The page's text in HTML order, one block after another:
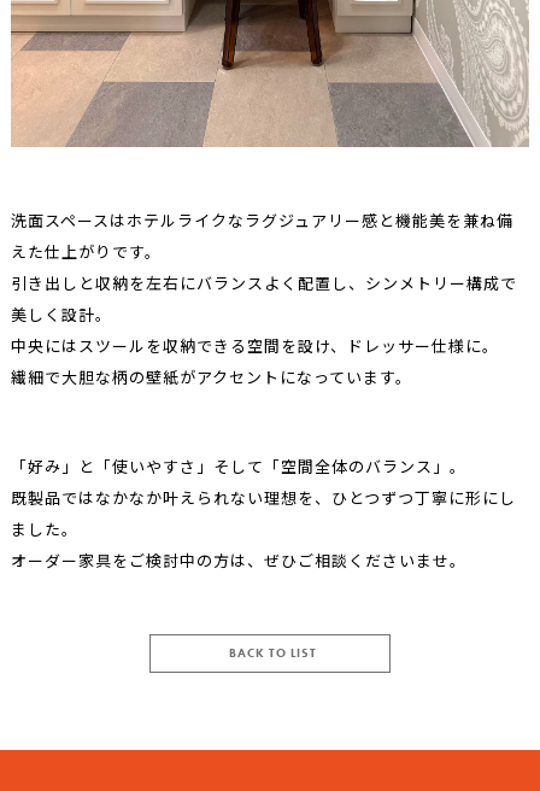
洗面スペースはホテルライクなラグジュアリー感と機能美を兼ね備
えた仕上がりです。
引き出しと収納を左右にバランスよく配置し、シンメトリー構成で
美しく設計。
中央にはスツールを収納できる空間を設け、ドレッサー仕様に。
繊細で大胆な柄の壁紙がアクセントになっています。
「好み」と「使いやすさ」そして「空間全体のバランス」。
既製品ではなかなか叶えられない理想を、ひとつずつ丁寧に形にし
ました。
オーダー家具をご検討中の方は、ぜひご相談くださいませ。
BACK TO LIST